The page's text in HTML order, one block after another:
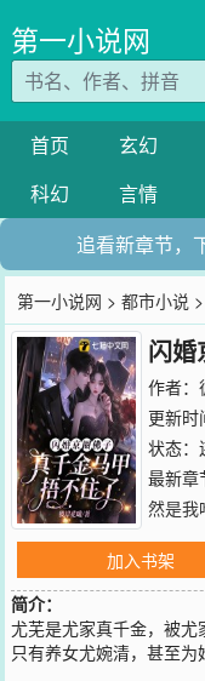
第一小说网
首页 玄幻
科幻
言情
追看新章节，
第一小说网 >都市小说
闪婚
了
作者：
更新
状态：
最新章
然是我
加入书架
简介：
尤芜是尤家真千金，被
只有养女尤婉清，甚至